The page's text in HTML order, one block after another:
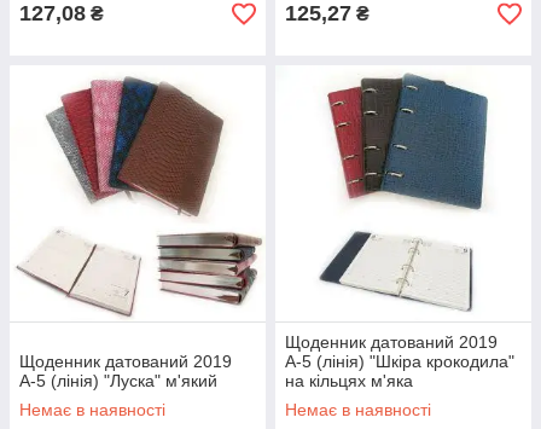
127,08 ₴ 125,27 ₴
Щоденник датований 2019
А-5 (лінія) "Луска" м'який
Немає в наявності
Щоденник датований 2019
А-5 (лінія) "Шкіра крокодила"
на кільцях м'яка
Немає в наявності